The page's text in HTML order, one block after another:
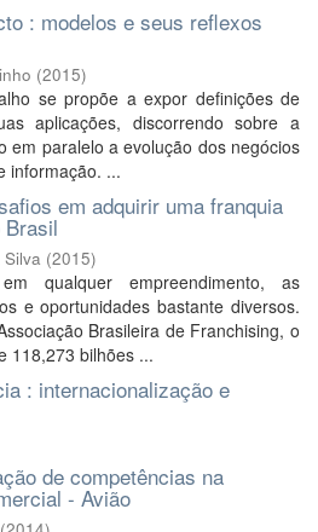
: modelos e seus reflexos
(2015)
se propõe a expor definições de
aplicações, discorrendo sobre a
em paralelo a evolução dos negócios
informação. ...
em adquirir uma franquia
(2015)
qualquer empreendimento, as
e oportunidades bastante diversos.
Brasileira de Franchising, o
118,273 bilhões ...
: internacionalização e
de competências na
- Avião